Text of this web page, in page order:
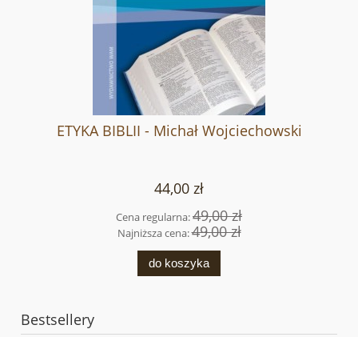
ETYKA BIBLII - Michał Wojciechowski
44,00 zł
Cena regularna:49,00 zł
Najniższa cena:49,00 zł
do koszyka
Bestsellery